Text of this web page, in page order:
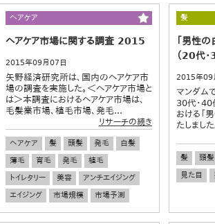
アンチエイ
ヘアケア
ヘアケア市場に関する調査 2015
2015年09月07日
矢野経済研究所は、国内のヘアケア市
場の調査を実施した。＜ヘアケア市場と
は＞本調査におけるヘアケア市場は、
毛髪業市場、植毛市場、発毛...
リサーチの続き
ヘアケア 髪 頭髪 発毛
白髪
薄毛
育毛 発毛
植毛
トイレタリー
美容
アンチエイジング
エイジング
市場規模 市場予測
髪
「男性
（20代
2015年09
マンダム
30代・40
おける「
たしまし
髪 頭髪
見た目